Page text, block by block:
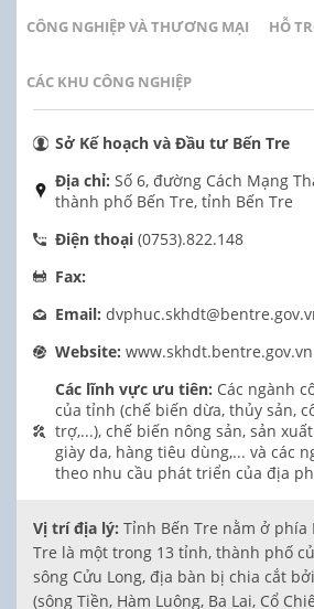
CÔNG NGHIỆP VÀ THƯƠNG MẠI HỖ
CÁC KHU CÔNG NGHIỆP
Sở Kế hoạch và Đầu tư Bến Tre
Địa chỉ: Số 6, đường Cách Mạng
thành phố Bến Tre, tỉnh Bến Tre
Điện thoại (0753).822.148
Fax:
Email:
Website: www.skhdt.bentre.gov.vn
Các lĩnh vực ưu tiên: Các ngành
của tỉnh (chế biến dừa, thủy sản,
trợ,...), chế biến nông sản, sản
giày da, hàng tiêu dùng,... và các
theo nhu cầu phát triển của địa
Vị trí địa lý: Tỉnh Bến Tre nằm ở phía
Tre là một trong 13 tỉnh, thành phố
sông Cửu Long, địa bàn bị chia cắt
(sông Tiền, Hàm Luông, Ba Lai, Cổ